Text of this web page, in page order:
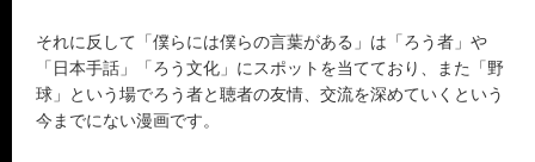
それに反して「僕らには僕らの言葉がある」は「ろう者」や
「日本手話」「ろう文化」にスポットを当てており、また「野
球」という場でろう者と聴者の友情、交流を深めていくという
今までにない漫画です。